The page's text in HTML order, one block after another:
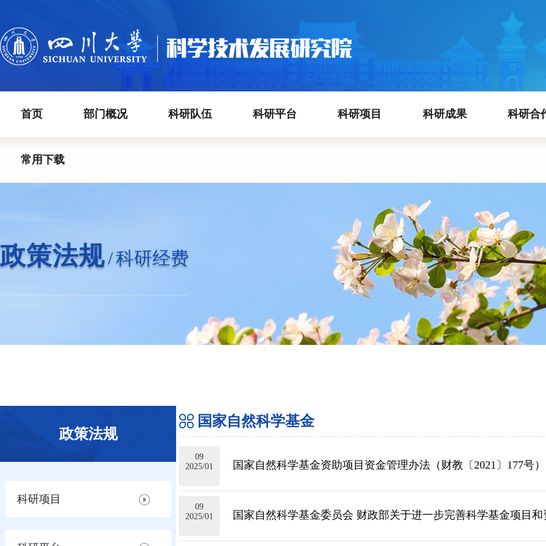
首页 部门概况 科研队伍 科研平台 科研项目 科研成果 科研合
常用下载
政策法规/科研经费
政策法规
科研项目
国家自然科学基金
09
2025/01
国家自然科学基金资助项目资金管理办法（财教〔2021〕177号）
09
2025/01
国家自然科学基金委员会 财政部关于进一步完善科学基金项目